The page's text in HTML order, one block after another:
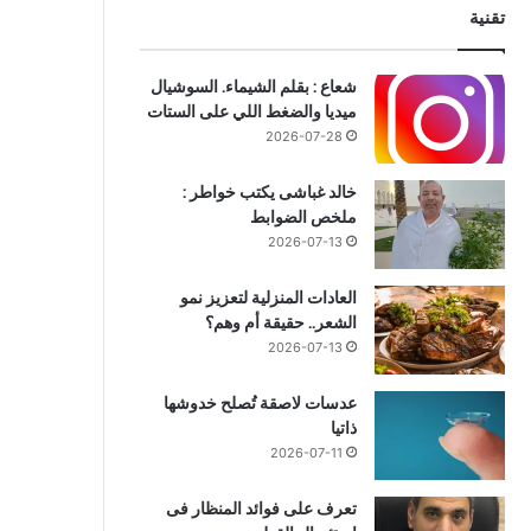
تقنية
شعاع : بقلم الشيماء. السوشيال
ميديا والضغط اللي على الستات
2026-07-28
خالد غباشى يكتب خواطر :
ملخص الضوابط
2026-07-13
العادات المنزلية لتعزيز نمو
الشعر.. حقيقة أم وهم؟
2026-07-13
عدسات لاصقة تُصلح خدوشها
ذاتيا
2026-07-11
تعرف على فوائد المنظار فى